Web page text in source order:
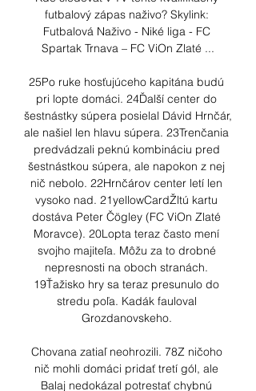
futbalový zápas naživo? Skylink:
Futbalová Naživo - Niké liga - FC
Spartak Trnava – FC ViOn Zlaté ...
25Po ruke hosťujúceho kapitána budú
pri lopte domáci. 24Ďalší center do
šestnástky súpera posielal Dávid Hrnčár,
ale našiel len hlavu súpera. 23Trenčania
predvádzali peknú kombináciu pred
šestnástkou súpera, ale napokon z nej
nič nebolo. 22Hrnčárov center letí len
vysoko nad. 21yellowCardŽltú kartu
dostáva Peter Čögley (FC ViOn Zlaté
Moravce). 20Lopta teraz často mení
svojho majiteľa. Môžu za to drobné
nepresnosti na oboch stranách.
19Ťažisko hry sa teraz presunulo do
stredu poľa. Kadák fauloval
Grozdanovskeho.
Chovana zatiaľ neohrozili. 78Z ničoho
nič mohli domáci pridať tretí gól, ale
Balaj nedokázal potrestať chybnú